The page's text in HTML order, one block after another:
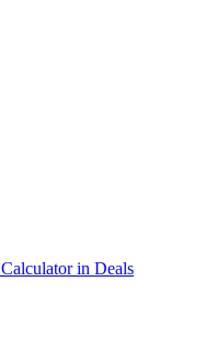
Calculator in Deals